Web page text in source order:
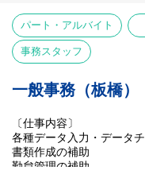
パート・アルバイト
事務スタッフ
一般事務（板橋）
〔仕事内容〕
各種データ入力・データ
書類作成の補助
勤怠管理の補助